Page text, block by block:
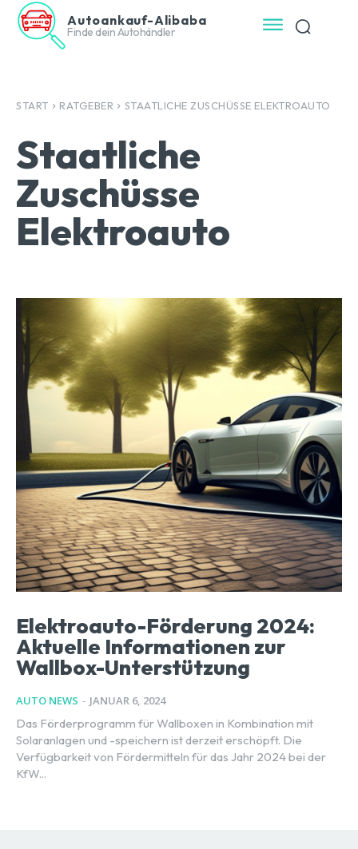
Autoankauf-Alibaba
Finde dein Autohändler
START RATGEBER STAATLICHE ZUSCHÜSSE ELEKTROAUTO
Staatliche
Zuschüsse
Elektroauto
Elektroauto-Förderung 2024:
Aktuelle Informationen zur
Wallbox-Unterstützung
AUTO NEWS - JANUAR 6, 2024
Das Förderprogramm für Wallboxen in Kombination mit
Solaranlagen und -speichern ist derzeit erschöpft. Die
Verfügbarkeit von Fördermitteln für das Jahr 2024 bei der
KfW...